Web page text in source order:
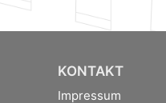
KONTAKT
Impressum